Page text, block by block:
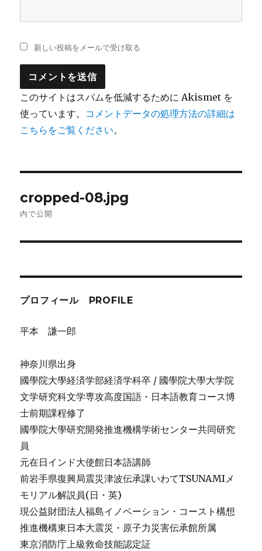
新しい投稿をメールで受け取る
このサイトはスパムを低減するために Akismet を
使っています。 コメントデータの処理方法の詳細は
こちらをご覧ください。
稿
ゲ
ー
シ
ョ
ン
cropped-08.jpg
内で公開
プロフィール PROFILE
平本 謙一郎
神奈川県出身
國學院大學経済学部経済学科卒 / 國學院大學大学院
文学研究科文学専攻高度国語・日本語教育コース博
士前期課程修了
國學院大學研究開発推進機構学術センター共同研究
員
元在日インド大使館日本語講師
前岩手県復興局震災津波伝承課いわてTSUNAMIメ
モリアル解説員(日・英)
現公益財団法人福島イノベーション・コースト構想
推進機構東日本大震災・原子力災害伝承館所属
東京消防庁上級救命技能認定証